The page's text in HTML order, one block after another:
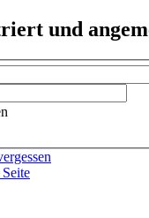
und